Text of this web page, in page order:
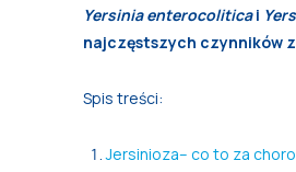
Yersinia enterocoliticai
najczęstszych czynników
Spis treści:
Jersinioza– co to za